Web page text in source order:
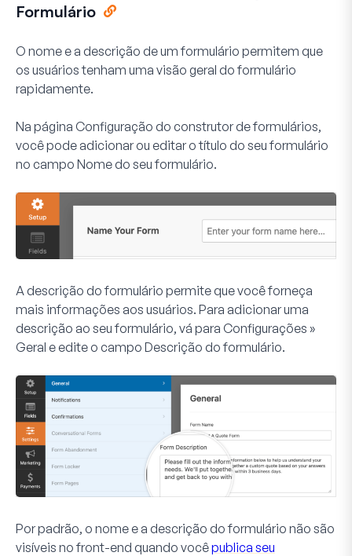
Formulário
O nome e a descrição de um formulário permitem que
os usuários tenham uma visão geral do formulário
rapidamente.
Na página Configuração do construtor de formulários,
você pode adicionar ou editar o título do seu formulário
no campo Nome do seu formulário.
A descrição do formulário permite que você forneça
mais informações aos usuários. Para adicionar uma
descrição ao seu formulário, vá para Configurações »
Geral e edite o campo Descrição do formulário.
Por padrão, o nome e a descrição do formulário não são
visíveis no front-end quando vocêpublica seu